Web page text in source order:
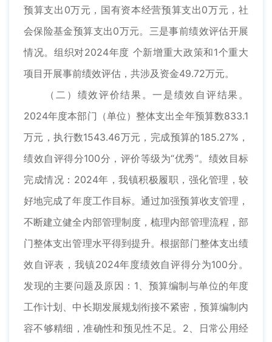
预算支出0万元，国有资本经营预算支出0万元，社
会保险基金预算支出0万元。三是事前绩效评估开展
情况。组织对2024年度 个新增重大政策和1个重大
项目开展事前绩效评估，共涉及资金49.72万元。
（二）绩效评价结果。一是绩效自评结果。
2024年度本部门（单位）整体支出全年预算数833.1
万元，执行数1543.46万元，完成预算的185.27%，
绩效自评得分100分，评价等级为“优秀”。绩效目标
完成情况：2024年，我镇积极履职，强化管理，较
好地完成了年度工作目标。通过加强预算收支管理，
不断建立健全内部管理制度，梳理内部管理流程，部
门整体支出管理水平得到提升。根据部门整体支出绩
效自评表，我镇2024年度绩效自评得分为100分。
发现的主要问题及原因：1、预算编制与单位的年度
工作计划、中长期发展规划衔接不紧密，预算编制内
容不够精细，准确性和预见性不足。2、日常公用经